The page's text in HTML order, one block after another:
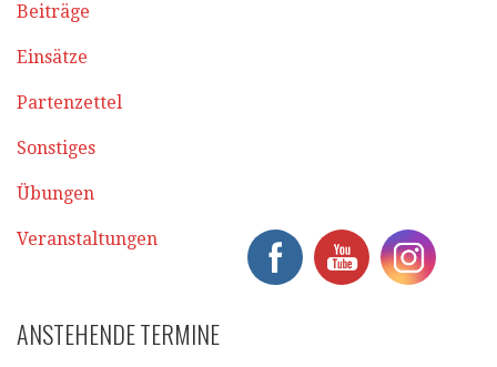
Beiträge
Einsätze
Partenzettel
Sonstiges
Übungen
Veranstaltungen
ANSTEHENDE TERMINE